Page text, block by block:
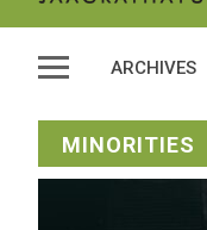
ARCHIVES
MINORITIES